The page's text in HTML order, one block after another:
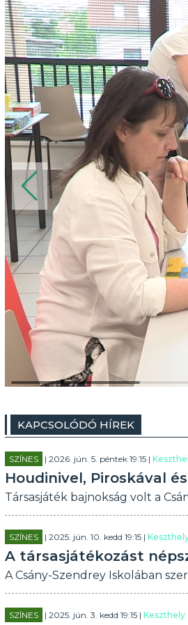
KAPCSOLÓDÓ HÍREK
SZÍNES | 2026. jún. 5. péntek 19:15 |
Houdinivel, Piroskával
Társasjáték bajnokság volt a
SZÍNES | 2025. jún. 10. kedd 19:15 |
A társasjátékozást
A Csány-Szendrey Iskolában
SZÍNES | 2025. jún. 3. kedd 19:15 | Keszthely